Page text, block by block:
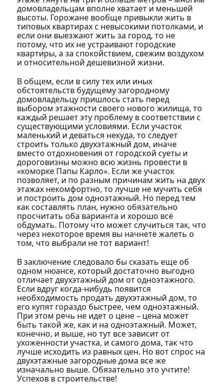
домовладельцам вполне хватает и меньшей
высоты. Горожане вообще привыкли жить в
типовых квартирах с невысокими потолками, и
если они выезжают жить за город, то не
потому, что их не устраивают городские
квартиры, а за спокойствием, свежим воздухом
и относительной дешевизной жизни.
В общем, если в силу тех или иных
обстоятельств будущему загородному
домовладельцу пришлось стать перед
выбором этажности своего нового жилища, то
каждый решает эту проблему в соответствии с
существующими условиями. Если участок
маленький и деваться некуда, то следует
строить только двухэтажный дом, иначе
вместо отдохновения от городской суеты и
дороговизны можно всю жизнь провести в
«коморке Папы Карло». Если же участок
позволяет, и по разным причинам жить на двух
этажах некомфортно, то лучше не мучить себя
и построить дом одноэтажный. Но перед тем
как составлять план, нужно обязательно
просчитать оба варианта и хорошо всё
обдумать. Потому что может случиться так, что
через некоторое время вы начнете жалеть о
том, что выбрали не тот вариант!
В заключение следовало бы сказать еще об
одном нюансе, который достаточно выгодно
отличает двухэтажный дом от одноэтажного.
Если вдруг когда-нибудь появится
необходимость продать двухэтажный дом, то
его купят гораздо быстрее, чем одноэтажный.
При этом речь не идет о цене – цена может
быть такой же, как и на одноэтажный. Может,
конечно, и выше, но тут все зависит от
ухоженности участка, и самого дома, так что
лучше исходить из равных цен. Но вот спрос на
двухэтажные загородные дома все же
изначально выше. Обязательно это учтите!
Успехов в строительстве!